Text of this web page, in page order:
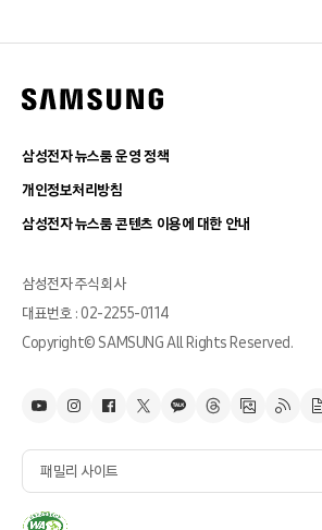
삼성전자 뉴스룸 운영 정책
개인정보처리방침
삼성전자 뉴스룸 콘텐츠 이용에 대한 안내
삼성전자 주식회사
대표번호 : 02-2255-0114
Copyright© SAMSUNG All Rights Reserved.
패밀리 사이트